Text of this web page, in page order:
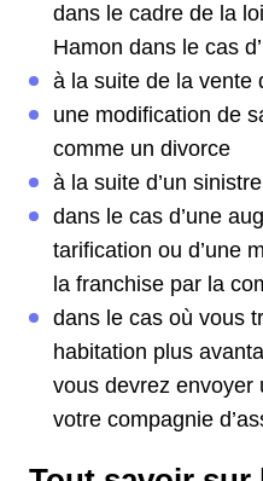
dans le cadre de la
Hamon dans le cas
à la suite de la vente
une modification de
comme un divorce
à la suite d’un sinistre
dans le cas d’une
tarification ou d’une
la franchise par la
dans le cas où vous
habitation plus
vous devrez envoyer
votre compagnie